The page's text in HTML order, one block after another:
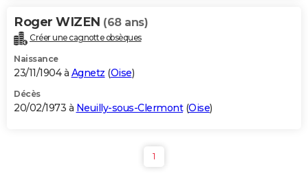
Roger WIZEN (68 ans)
Créer une cagnotte obsèques
Naissance
23/11/1904 à Agnetz (Oise)
Décès
20/02/1973 à Neuilly-sous-Clermont(Oise)
1